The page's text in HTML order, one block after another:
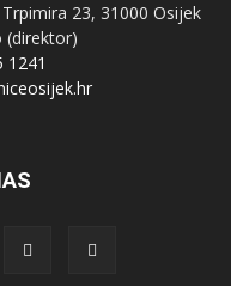
23, 31000 Osijek
(direktor)
1241